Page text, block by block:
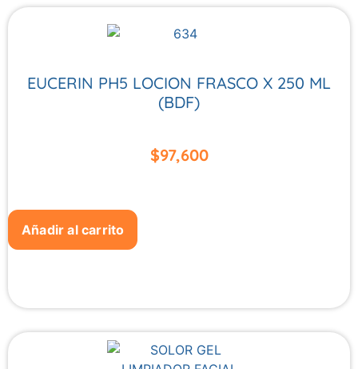
EUCERIN PH5 LOCION FRASCO X 250 ML
(BDF)
$97,600
Añadir al carrito